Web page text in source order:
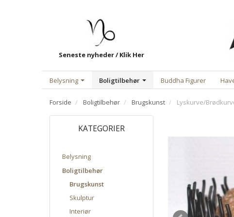
Seneste nyheder / Klik Her
Belysning Boligtilbehør Buddha Figurer
Forside Boligtilbehør Brugskunst Lyskurve/
KATEGORIER
Belysning
Boligtilbehør
Brugskunst
Skulptur
Interiør